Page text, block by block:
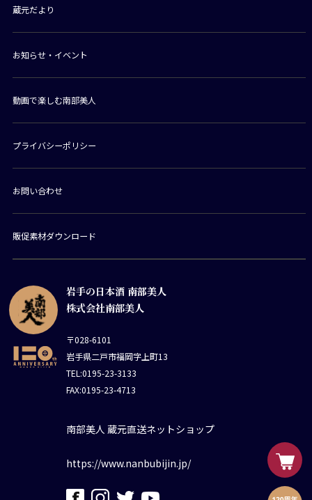
岩手の日本酒 南部美人
株式会社南部美人
〒028-6101
岩手県二戸市福岡字上町13
TEL:0195-23-3133
FAX:0195-23-4713
南部美人 蔵元直送ネットショップ
https://www.nanbubijin.jp/
蔵元だより
お知らせ・イベント
動画で楽しむ南部美人
プライバシーポリシー
お問い合わせ
販促素材ダウンロード